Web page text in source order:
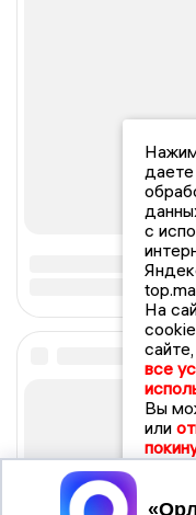
даете
с
На
все
Вы
или